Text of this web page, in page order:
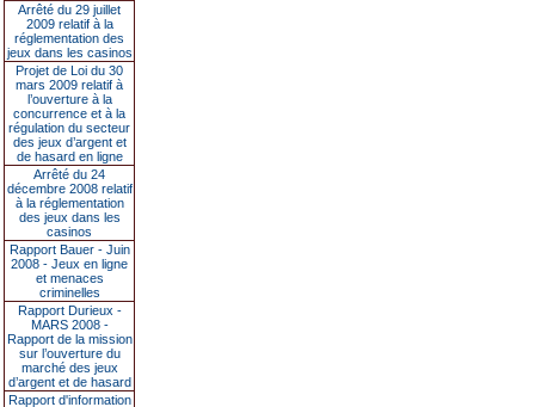
Arrêté du 29 juillet
2009 relatif à la
réglementation des
jeux dans les casinos
Projet de Loi du 30
mars 2009 relatif à
l’ouverture à la
concurrence et à la
régulation du secteur
des jeux d’argent et
de hasard en ligne
Arrêté du 24
décembre 2008 relatif
à la réglementation
des jeux dans les
casinos
Rapport Bauer - Juin
2008 - Jeux en ligne
et menaces
criminelles
Rapport Durieux -
MARS 2008 -
Rapport de la mission
sur l’ouverture du
marché des jeux
d’argent et de hasard
Rapport d'information